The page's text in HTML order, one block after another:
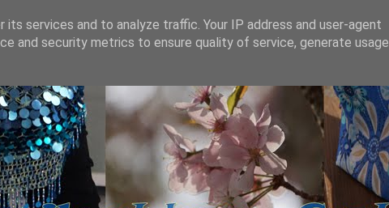
services and to analyze traffic. Your IP address and user-agent
and security metrics to ensure quality of service, generate usage